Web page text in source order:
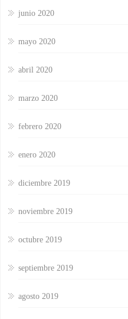
junio 2020
mayo 2020
abril 2020
marzo 2020
febrero 2020
enero 2020
diciembre 2019
noviembre 2019
octubre 2019
septiembre 2019
agosto 2019